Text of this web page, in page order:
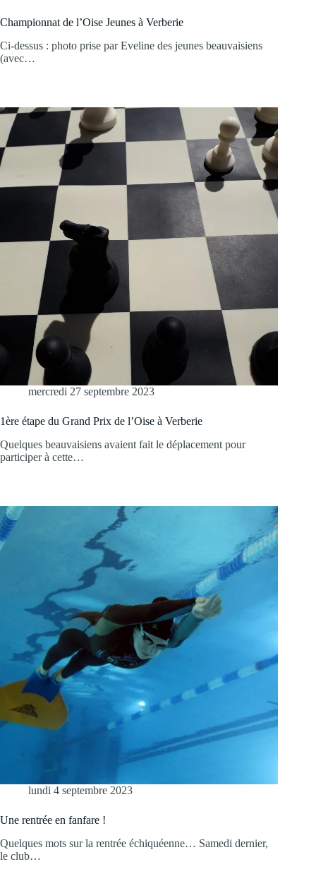
Championnat de l’Oise Jeunes à Verberie
Ci-dessus : photo prise par Eveline des jeunes beauvaisiens
(avec…
mercredi 27 septembre 2023
1ère étape du Grand Prix de l’Oise à Verberie
Quelques beauvaisiens avaient fait le déplacement pour
participer à cette…
lundi 4 septembre 2023
Une rentrée en fanfare !
Quelques mots sur la rentrée échiquéenne… Samedi dernier,
le club…